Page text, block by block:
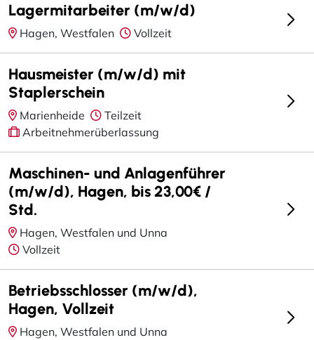
Lagermitarbeiter (m/w/d)
Hagen, Westfalen Vollzeit
Hausmeister (m/w/d) mit
Staplerschein
Marienheide
Teilzeit
Arbeitnehmerüberlassung
Maschinen- und Anlagenführer
(m/w/d), Hagen, bis 23,00€ /
Std.
Hagen, Westfalen und Unna
Vollzeit
Betriebsschlosser (m/w/d),
Hagen, Vollzeit
Hagen, Westfalen und Unna